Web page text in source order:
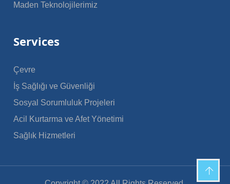
Maden Teknolojilerimiz
Services
Çevre
İş Sağlığı ve Güvenliği
Sosyal Sorumluluk Projeleri
Acil Kurtarma ve Afet Yönetimi
Sağlık Hizmetleri